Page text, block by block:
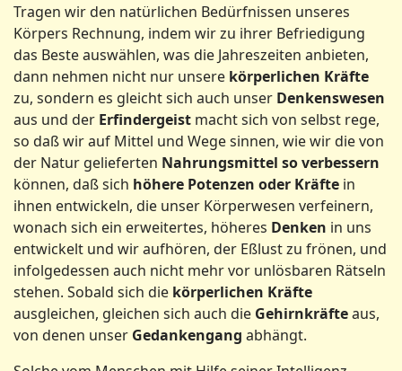
Tragen wir den natürlichen Bedürfnissen unseres
Körpers Rechnung, indem wir zu ihrer Befriedigung
das Beste auswählen, was die Jahreszeiten anbieten,
dann nehmen nicht nur unsere körperlichen Kräfte
zu, sondern es gleicht sich auch unser Denkenswesen
aus und der Erfindergeist macht sich von selbst rege,
so daß wir auf Mittel und Wege sinnen, wie wir die von
der Natur gelieferten Nahrungsmittel so verbessern
können, daß sich höhere Potenzen oder Kräfte in
ihnen entwickeln, die unser Körperwesen verfeinern,
wonach sich ein erweitertes, höheres Denken in uns
entwickelt und wir aufhören, der Eßlust zu frönen, und
infolgedessen auch nicht mehr vor unlösbaren Rätseln
stehen. Sobald sich die körperlichen Kräfte
ausgleichen, gleichen sich auch die Gehirnkräfteaus,
von denen unser Gedankengang abhängt.